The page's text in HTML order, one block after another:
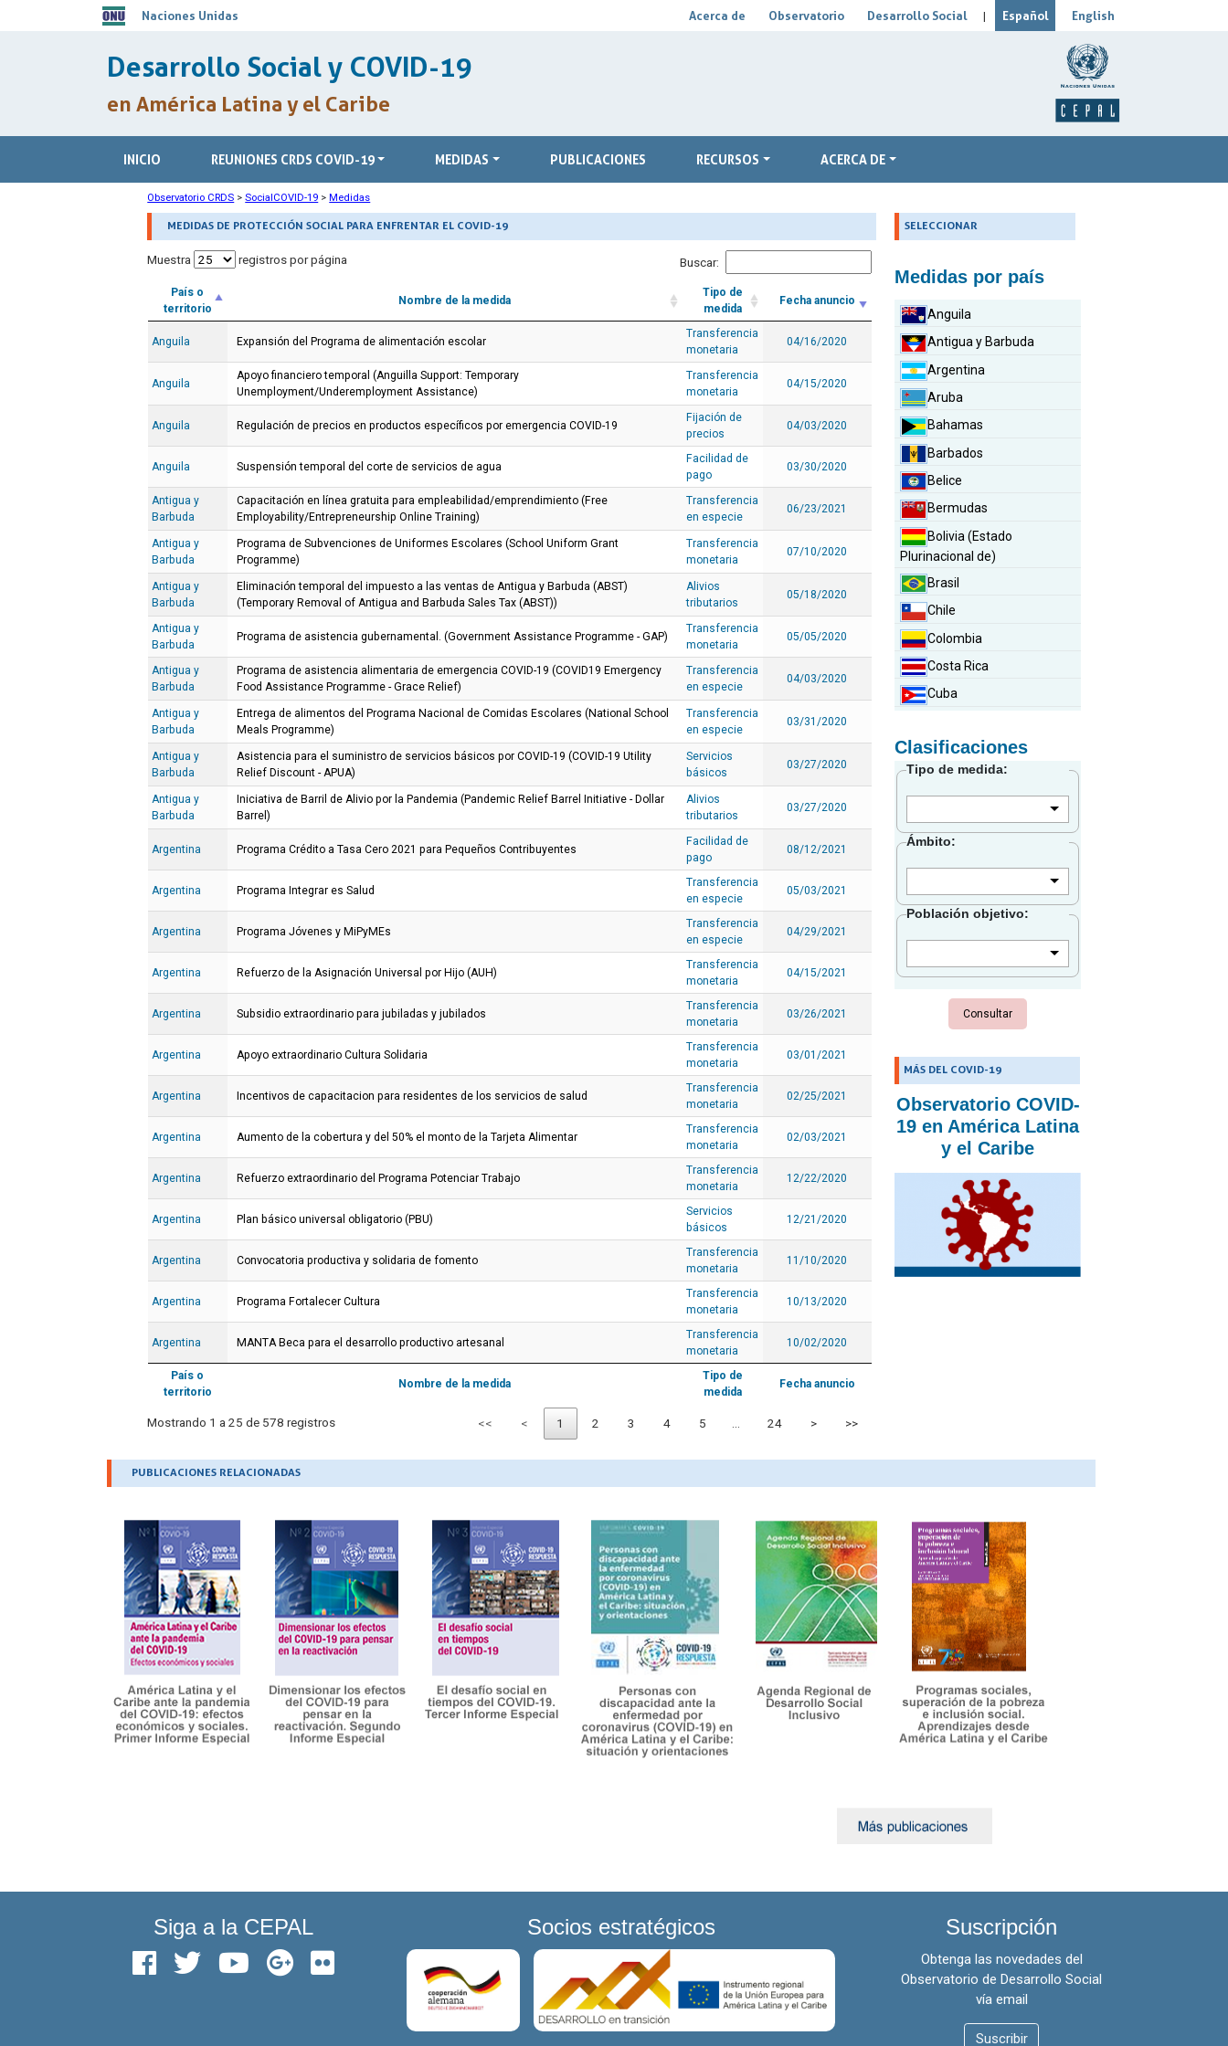
Naciones Unidas Acerca de Observatorio Desarrollo Social | Español English
Desarrollo Social y COVID-19
en América Latina y el Caribe
INICIO REUNIONES CRDS COVID-19 MEDIDAS PUBLICACIONES RECURSOS ACERCA DE
Observatorio CRDS >SocialCOVID-19 >Medidas
MEDIDAS DE PROTECCIÓN SOCIAL PARA ENFRENTAR EL COVID-19
Muestra registros por página Buscar:
País o
territorio
Nombre de la medida
Tipo de
medida
Fecha anuncio
Anguila Expansión del Programa de alimentación escolar
Transferencia
monetaria
04/16/2020
Anguila
Apoyo financiero temporal (Anguilla Support: Temporary
Unemployment/Underemployment Assistance)
Transferencia
monetaria
04/15/2020
Anguila Regulación de precios en productos específicos por emergencia COVID-19
Fijación de
precios
04/03/2020
Anguila Suspensión temporal del corte de servicios de agua
Facilidad de
pago
03/30/2020
Antigua y
Barbuda
Capacitación en línea gratuita para empleabilidad/emprendimiento (Free
Employability/Entrepreneurship Online Training)
Transferencia
en especie
06/23/2021
Antigua y
Barbuda
Programa de Subvenciones de Uniformes Escolares (School Uniform Grant
Programme)
Transferencia
monetaria
07/10/2020
Antigua y
Barbuda
Eliminación temporal del impuesto a las ventas de Antigua y Barbuda (ABST)
(Temporary Removal of Antigua and Barbuda Sales Tax (ABST))
Alivios
tributarios
05/18/2020
Antigua y
Barbuda
Programa de asistencia gubernamental. (Government Assistance Programme - GAP)
Transferencia
monetaria
05/05/2020
Antigua y
Barbuda
Programa de asistencia alimentaria de emergencia COVID-19 (COVID19 Emergency
Food Assistance Programme - Grace Relief)
Transferencia
en especie
04/03/2020
Antigua y
Barbuda
Entrega de alimentos del Programa Nacional de Comidas Escolares (National School
Meals Programme)
Transferencia
en especie
03/31/2020
Antigua y
Barbuda
Asistencia para el suministro de servicios básicos por COVID-19 (COVID-19 Utility
Relief Discount - APUA)
Servicios
básicos
03/27/2020
Antigua y
Barbuda
Iniciativa de Barril de Alivio por la Pandemia (Pandemic Relief Barrel Initiative - Dollar
Barrel)
Alivios
tributarios
03/27/2020
Argentina Programa Crédito a Tasa Cero 2021 para Pequeños Contribuyentes
Facilidad de
pago
08/12/2021
Argentina Programa Integrar es Salud
Transferencia
en especie
05/03/2021
Argentina Programa Jóvenes y MiPyMEs
Transferencia
en especie
04/29/2021
Argentina Refuerzo de la Asignación Universal por Hijo (AUH)
Transferencia
monetaria
04/15/2021
Argentina Subsidio extraordinario para jubiladas y jubilados
Transferencia
monetaria
03/26/2021
Argentina Apoyo extraordinario Cultura Solidaria
Transferencia
monetaria
03/01/2021
Argentina Incentivos de capacitacion para residentes de los servicios de salud
Transferencia
monetaria
02/25/2021
Argentina Aumento de la cobertura y del 50% el monto de la Tarjeta Alimentar
Transferencia
monetaria
02/03/2021
Argentina Refuerzo extraordinario del Programa Potenciar Trabajo
Transferencia
monetaria
12/22/2020
Argentina Plan básico universal obligatorio (PBU)
Servicios
básicos
12/21/2020
Argentina Convocatoria productiva y solidaria de fomento
Transferencia
monetaria
11/10/2020
Argentina Programa Fortalecer Cultura
Transferencia
monetaria
10/13/2020
Argentina MANTA Beca para el desarrollo productivo artesanal
Transferencia
monetaria
10/02/2020
País o
territorio
Nombre de la medida
Tipo de
medida
Fecha anuncio
Mostrando 1 a 25 de 578 registros << < 1 2 3 4 5 … 24 > >>
_SELECCIONAR
Medidas por país
Anguila
Antigua y Barbuda
Argentina
Aruba
Bahamas
Barbados
Belice
Bermudas
Bolivia (Estado
Plurinacional de)
Brasil
Chile
Colombia
Costa Rica
Cuba
Dominica
Ecuador
Granada
Guyana
Guayana Francesa
Haití
Honduras
Islas Caimán
Islas Turcas y Caicos
Islas Vírgenes Británicas
Islas Vírgenes de los
Estados Unidos
Jamaica
Martinica
Montserrat
México
Nicaragua
San Vicente y las
Sint Maarten
Suriname
Trinidad y Tabago
Uruguay
Venezuela (República
Bolivariana de)
Clasificaciones
Tipo de medida:
Ámbito:
Población objetivo:
MÁS DEL COVID-19
Observatorio COVID-
19 en América Latina
y el Caribe
PUBLICACIONES RELACIONADAS
Siga a la CEPAL Socios estratégicos Suscripción
Obtenga las novedades del
Observatorio de Desarrollo Social
vía email
Suscribir